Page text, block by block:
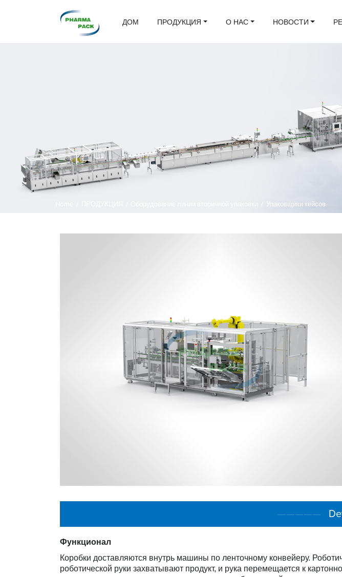
ДОМ ПРОДУКЦИЯ О НАС НОВОСТИ
Оборудование линии вторичной упаковки Упаковщики кейсов
—————
Функционал
Коробки доставляются внутрь машины по ленточному конвейеру.
роботической руки захватывают продукт, и рука перемещается к